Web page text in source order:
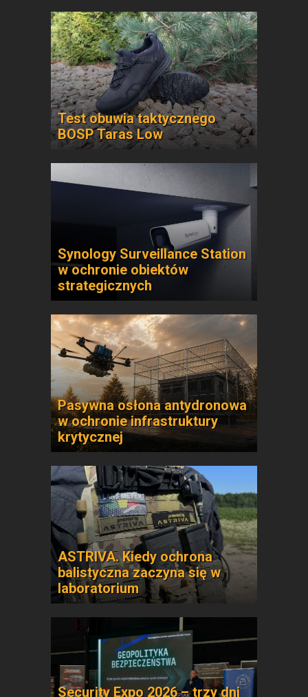
Test obuwia taktycznego
BOSP Taras Low
Synology Surveillance Station
w ochronie obiektów
strategicznych
Pasywna osłona antydronowa
w ochronie infrastruktury
krytycznej
ASTRIVA. Kiedy ochrona
balistyczna zaczyna się w
laboratorium
Security Expo 2026 – trzy dni